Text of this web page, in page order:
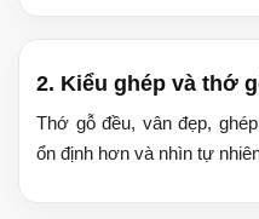
2. Kiểu ghép và thớ
Thớ gỗ đều, vân đẹp,
ổn định hơn và nhìn tự